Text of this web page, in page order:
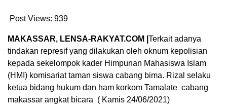
Post Views: 939
MAKASSAR, LENSA-RAKYAT.COM | Terkait adanya
tindakan represif yang dilakukan oleh oknum kepolisian
kepada sekelompok kader Himpunan Mahasiswa Islam
(HMI) komisariat taman siswa cabang bima. Rizal selaku
ketua bidang hukum dan ham korkom Tamalate cabang
makassar angkat bicara ( Kamis 24/06/2021)